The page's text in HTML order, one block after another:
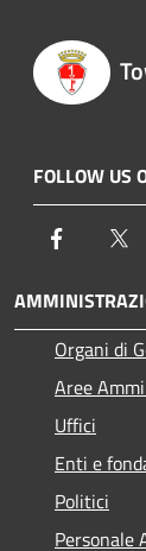
FOLLOW US
Facebook
Organi di
Aree
Uffici
Enti e
Politici
Personale